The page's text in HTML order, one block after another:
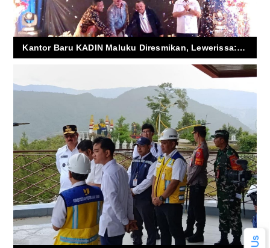
Kantor Baru KADIN Maluku Diresmikan, Lewerissa: Simbol Kebangkitan Dunia Usaha